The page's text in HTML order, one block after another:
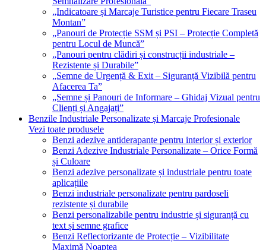
„Indicatoare și Marcaje Turistice pentru Fiecare Traseu
Montan”
„Panouri de Protecție SSM și PSI – Protecție Completă
pentru Locul de Muncă”
„Panouri pentru clădiri și construcții industriale –
Rezistente și Durabile”
„Semne de Urgență & Exit – Siguranță Vizibilă pentru
Afacerea Ta”
„Semne și Panouri de Informare – Ghidaj Vizual pentru
Clienți și Angajați”
Benzile Industriale Personalizate și Marcaje Profesionale
Vezi toate produsele
Benzi adezive antiderapante pentru interior și exterior
Benzi Adezive Industriale Personalizate – Orice Formă
și Culoare
Benzi adezive personalizate și industriale pentru toate
aplicațiile
Benzi industriale personalizate pentru pardoseli
rezistente și durabile
Benzi personalizabile pentru industrie și siguranță cu
text și semne grafice
Benzi Reflectorizante de Protecție – Vizibilitate
Maximă Noaptea